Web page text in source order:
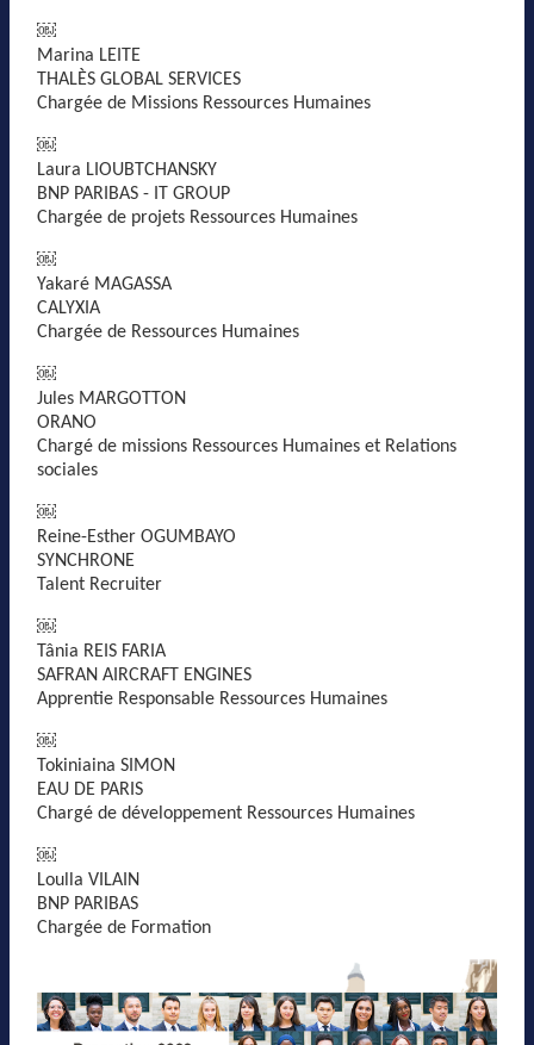
￼
Marina LEITE
THALÈS GLOBAL SERVICES
Chargée de Missions Ressources Humaines
￼
Laura LIOUBTCHANSKY
BNP PARIBAS - IT GROUP
Chargée de projets Ressources Humaines
￼
Yakaré MAGASSA
CALYXIA
Chargée de Ressources Humaines
￼
Jules MARGOTTON
ORANO
Chargé de missions Ressources Humaines et Relations
sociales
￼
Reine-Esther OGUMBAYO
SYNCHRONE
Talent Recruiter
￼
Tânia REIS FARIA
SAFRAN AIRCRAFT ENGINES
Apprentie Responsable Ressources Humaines
￼
Tokiniaina SIMON
EAU DE PARIS
Chargé de développement Ressources Humaines
￼
Loulla VILAIN
BNP PARIBAS
Chargée de Formation